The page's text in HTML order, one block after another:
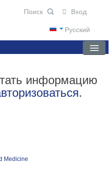
Русский
Вход
информацию
.
Medicine